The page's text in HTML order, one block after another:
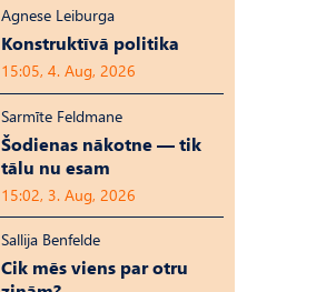
Agnese Leiburga
Konstruktīvā politika
15:05, 4. Aug, 2026
Sarmīte Feldmane
Šodienas nākotne — tik
tālu nu esam
15:02, 3. Aug, 2026
Sallija Benfelde
Cik mēs viens par otru